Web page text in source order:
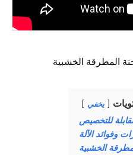
المطرقة الخشبية
يخفي
للتخصيص
وفوائد الآلة
الخشبية